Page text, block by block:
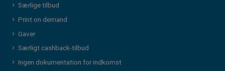
Særlige tilbud
Print on demand
Gaver
Særligt cashback-tilbud
Ingen dokumentation for indkomst